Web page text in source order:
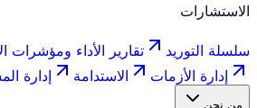
الاستشارات
سلسلة التوريد تقارير الأداء ومؤشرات
إدارة الأزمات
الاستدامة إدارة
من نحن